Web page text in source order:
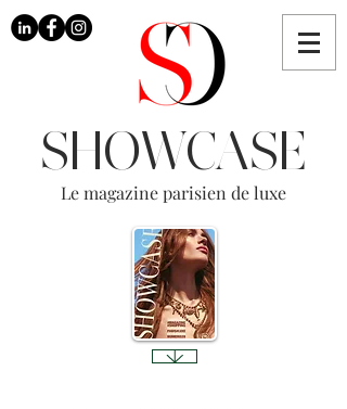
SHOWCASE
Le magazine parisien de luxe